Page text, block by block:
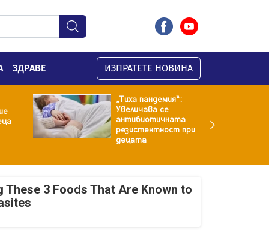
ЗДРАВЕ ИЗПРАТЕТЕ НОВИНА
„Тиха пандемия“:
Увеличава се
антибиотичната
резистентност при
децата
These 3 Foods That Are Known to